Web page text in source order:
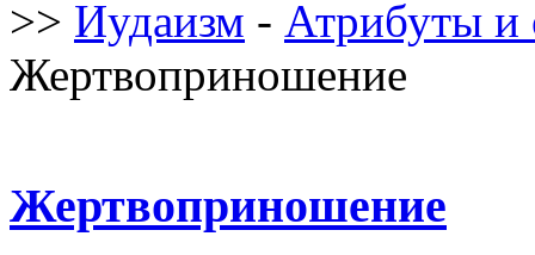
>> Иудаизм - Атрибуты и
Жертвоприношение
Жертвоприношение